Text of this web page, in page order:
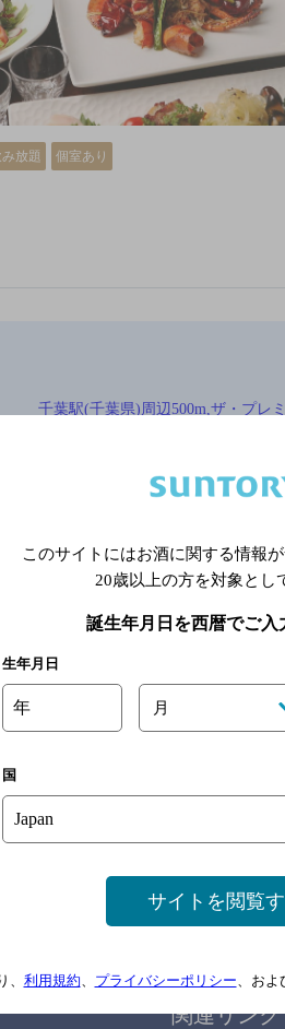
放題 個室あり
千葉駅(千葉県)周辺500m,ザ・プレ
関連ページ
ついては、 予告なしに変更されることがあり
情報提供：ぐるなび
関連リンク
このサイトにはお酒に関する情報が
20歳以上の方を対象とし
誕生年月日を西暦でご入
生年月日
年 月
国
サイトを閲覧
利用規約、 プライバシーポリシー、およ